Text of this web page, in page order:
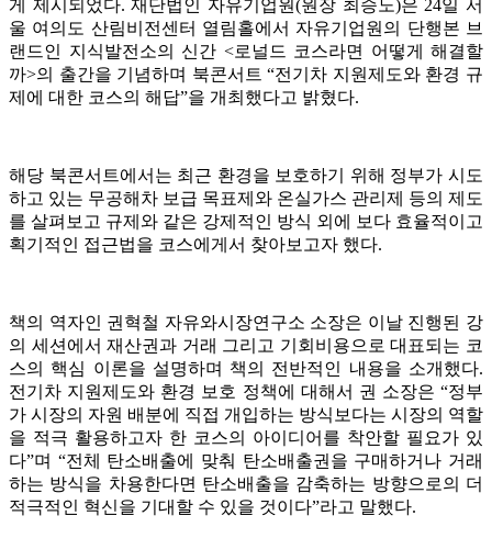
게 제시되었다. 재단법인 자유기업원(원장 최승노)은 24일 서
울 여의도 산림비전센터 열림홀에서 자유기업원의 단행본 브
랜드인 지식발전소의 신간 <로널드 코스라면 어떻게 해결할
까>의 출간을 기념하며 북콘서트 “전기차 지원제도와 환경 규
제에 대한 코스의 해답”을 개최했다고 밝혔다.
해당 북콘서트에서는 최근 환경을 보호하기 위해 정부가 시도
하고 있는 무공해차 보급 목표제와 온실가스 관리제 등의 제도
를 살펴보고 규제와 같은 강제적인 방식 외에 보다 효율적이고
획기적인 접근법을 코스에게서 찾아보고자 했다.
책의 역자인 권혁철 자유와시장연구소 소장은 이날 진행된 강
의 세션에서 재산권과 거래 그리고 기회비용으로 대표되는 코
스의 핵심 이론을 설명하며 책의 전반적인 내용을 소개했다.
전기차 지원제도와 환경 보호 정책에 대해서 권 소장은 “정부
가 시장의 자원 배분에 직접 개입하는 방식보다는 시장의 역할
을 적극 활용하고자 한 코스의 아이디어를 착안할 필요가 있
다”며 “전체 탄소배출에 맞춰 탄소배출권을 구매하거나 거래
하는 방식을 차용한다면 탄소배출을 감축하는 방향으로의 더
적극적인 혁신을 기대할 수 있을 것이다”라고 말했다.